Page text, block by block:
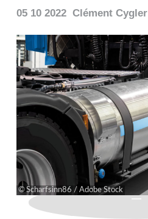
05 10 2022 Clément Cygler
Scharfsinn86 / Adobe Stock